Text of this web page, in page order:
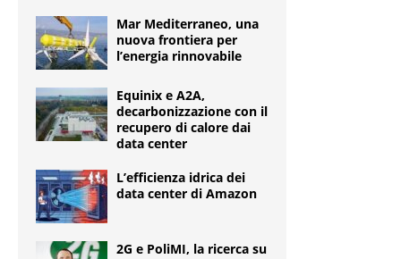
Mar Mediterraneo, una
nuova frontiera per
l’energia rinnovabile
Equinix e A2A,
decarbonizzazione con il
recupero di calore dai
data center
L’efficienza idrica dei
data center di Amazon
2G e PoliMI, la ricerca su